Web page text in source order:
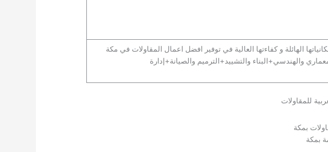
الهائلة و كفاءتها العالية في توفير افضل اعمال المقاولات في مكة
والهندسي+البناء والتشييد+الترميم والصيانة+إدارة
للمقاولات
بمكة